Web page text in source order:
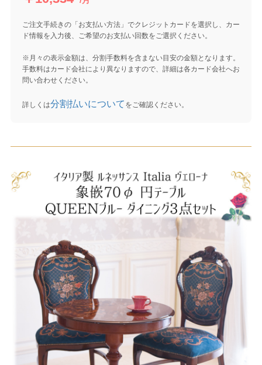
ご注文手続きの「お支払い方法」でクレジットカードを選択し、カー
ド情報を入力後、ご希望のお支払い回数をご選択ください。
※月々の表示金額は、分割手数料を含まない目安の金額となります。
手数料はカード会社により異なりますので、詳細は各カード会社へお
問い合わせください。
詳しくは分割払いについて をご確認ください。